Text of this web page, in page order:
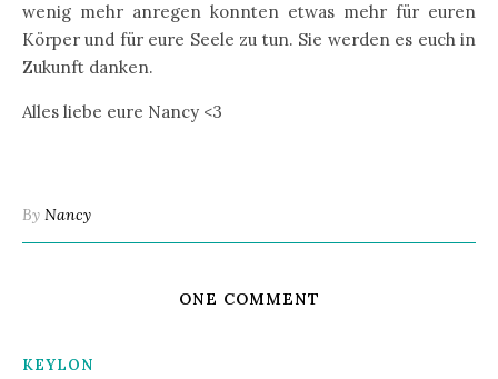
wenig mehr anregen konnten etwas mehr für euren
Körper und für eure Seele zu tun. Sie werden es euch in
Zukunft danken.
Alles liebe eure Nancy <3
By Nancy
ONE COMMENT
KEYLON